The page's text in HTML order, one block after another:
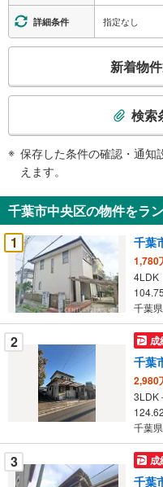
詳細条件 指定なし
検
知
を
受
け
取
る
・
条
件
ジ
に
新着物
検索
保存した条件の確認・通知
えます。
千葉市中央区の物件をラ
1
千葉
1,780
4LDK
千葉
2 成
千葉
2,980
3LDK
千葉
3 成
千葉